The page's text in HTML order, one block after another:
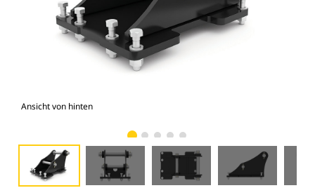
Ansicht von hinten